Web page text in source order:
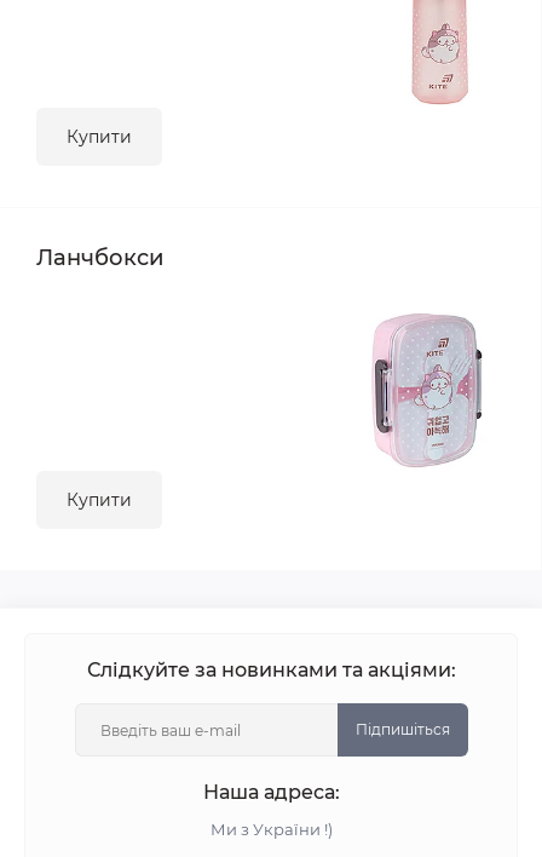
Купити
Ланчбокси
Купити
Слідкуйте за новинками та акціями:
Підпишіться
Наша адреса:
Ми з України !)